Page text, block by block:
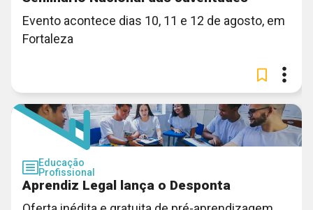
Evento acontece dias 10, 11 e 12 de agosto, em
Fortaleza
Educação
Profissional
Aprendiz Legal lança o Desponta